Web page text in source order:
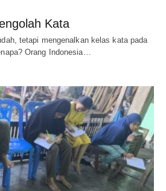
Kata
tetapi mengenalkan kelas kata pada
Orang Indonesia…